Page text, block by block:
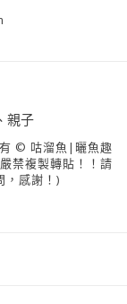
© 咕溜魚|曬魚趣
禁複製轉貼！！請
，感謝！)